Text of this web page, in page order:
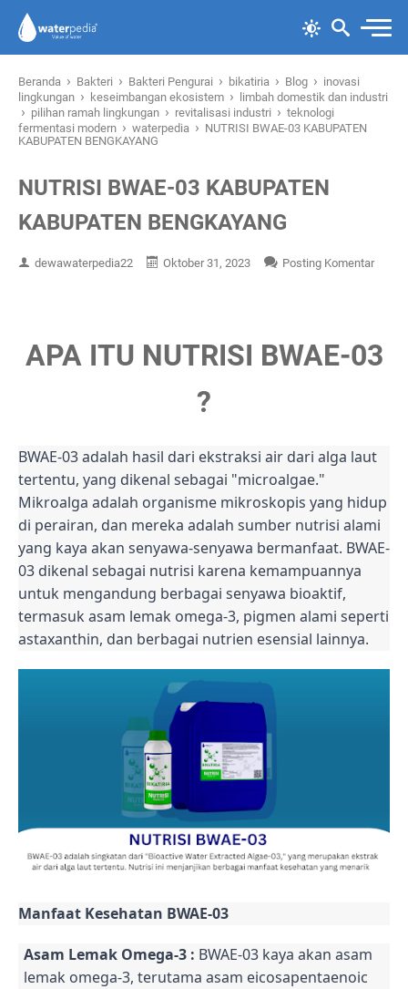
Beranda › Bakteri › Bakteri Pengurai › bikatiria › Blog › inovasi
lingkungan › keseimbangan ekosistem › limbah domestik dan industri
› pilihan ramah lingkungan › revitalisasi industri › teknologi
fermentasi modern › waterpedia › NUTRISI BWAE-03 KABUPATEN
KABUPATEN BENGKAYANG
NUTRISI BWAE-03 KABUPATEN
KABUPATEN BENGKAYANG
dewawaterpedia22 Oktober 31, 2023 Posting Komentar
APA ITU NUTRISI BWAE-03
?
BWAE-03 adalah hasil dari ekstraksi air dari alga laut
tertentu, yang dikenal sebagai "microalgae."
Mikroalga adalah organisme mikroskopis yang hidup
di perairan, dan mereka adalah sumber nutrisi alami
yang kaya akan senyawa-senyawa bermanfaat. BWAE-
03 dikenal sebagai nutrisi karena kemampuannya
untuk mengandung berbagai senyawa bioaktif,
termasuk asam lemak omega-3, pigmen alami seperti
astaxanthin, dan berbagai nutrien esensial lainnya.
Manfaat Kesehatan BWAE-03
Asam Lemak Omega-3 : BWAE-03 kaya akan asam
lemak omega-3, terutama asam eicosapentaenoic